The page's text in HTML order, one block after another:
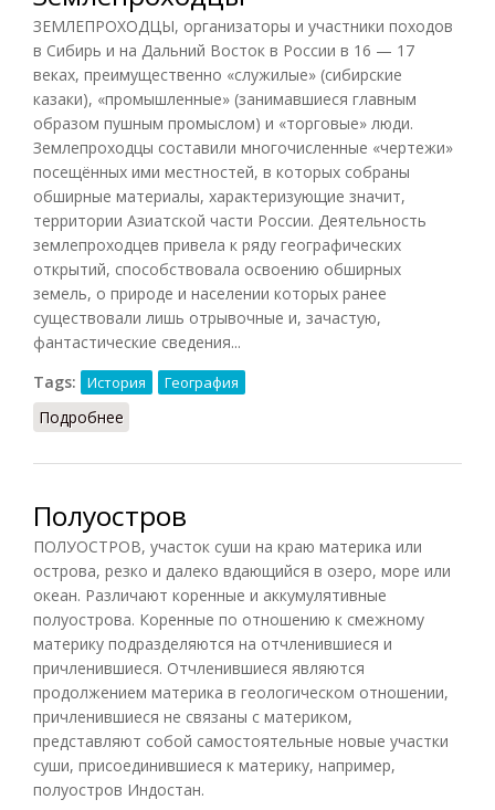
ЗЕМЛЕПРОХОДЦЫ, организаторы и участники походов
в Сибирь и на Дальний Восток в России в 16 — 17
веках, преимущественно «служилые» (сибирские
казаки), «промышленные» (занимавшиеся главным
образом пушным промыслом) и «торговые» люди.
Землепроходцы составили многочисленные «чертежи»
посещённых ими местностей, в которых собраны
обширные материалы, характеризующие значит,
территории Азиатской части России. Деятельность
землепроходцев привела к ряду географических
открытий, способствовала освоению обширных
земель, о природе и населении которых ранее
существовали лишь отрывочные и, зачастую,
фантастические сведения...
Tags:
История География
Подробнее
Полуостров
ПОЛУОСТРОВ, участок суши на краю материка или
острова, резко и далеко вдающийся в озеро, море или
океан. Различают коренные и аккумулятивные
полуострова. Коренные по отношению к смежному
материку подразделяются на отчленившиеся и
причленившиеся. Отчленившиеся являются
продолжением материка в геологическом отношении,
причленившиеся не связаны с материком,
представляют собой самостоятельные новые участки
суши, присоединившиеся к материку, например,
полуостров Индостан.